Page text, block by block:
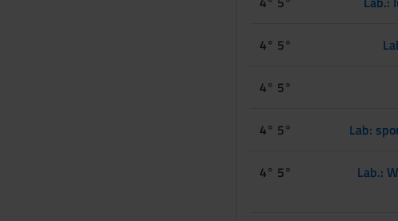
4° 5°
4° 5°
4° 5° Lab:
4° 5°
Lab.: